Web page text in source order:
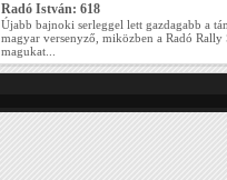
Radó István: 618
Újabb bajnoki serleggel lett gazdagabb a
magyar versenyző, miközben a Radó
magukat...